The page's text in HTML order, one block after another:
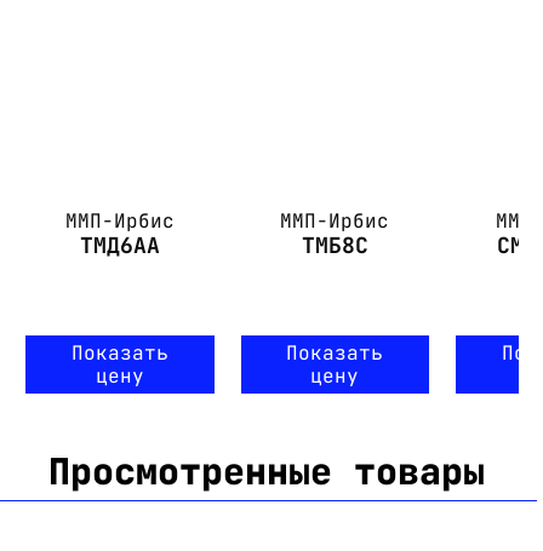
ММП-Ирбис
ТМД6АА
Показать
цену
ММП-Ирбис
ТМБ8С
Показать
цену
Просмотренные товары